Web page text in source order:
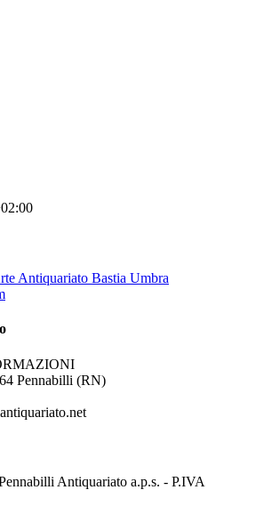
Antiquariato Bastia Umbra
Pennabilli (RN)
Antiquariato a.p.s. - P.IVA